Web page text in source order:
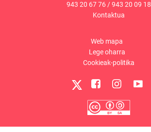
943 20 67 76/943 20 09 18
Kontaktua
Web mapa
Lege oharra
Cookieak-politika